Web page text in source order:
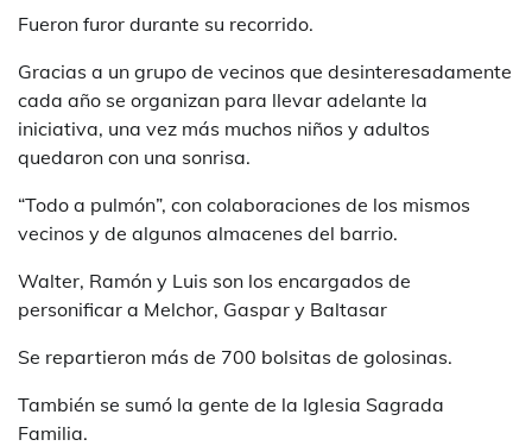
Fueron furor durante su recorrido.
Gracias a un grupo de vecinos que desinteresadamente
cada año se organizan para llevar adelante la
iniciativa, una vez más muchos niños y adultos
quedaron con una sonrisa.
“Todo a pulmón”, con colaboraciones de los mismos
vecinos y de algunos almacenes del barrio.
Walter, Ramón y Luis son los encargados de
personificar a Melchor, Gaspar y Baltasar
Se repartieron más de 700 bolsitas de golosinas.
También se sumó la gente de la Iglesia Sagrada
Familia.